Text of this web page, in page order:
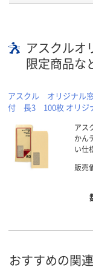
アスクルオ
限定商品な
アスクル オリジナル
付 長3 100枚 オリジ
アス
かん
い仕
販売
おすすめの関